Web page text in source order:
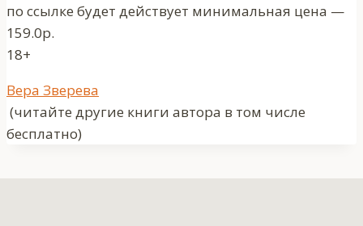
по ссылке будет действует минимальная цена —
159.0р.
18+
Метки
записи:
Вера Зверева
(читайте другие книги автора в том числе
бесплатно)